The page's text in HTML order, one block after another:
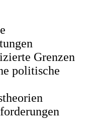
Grenzen
politische